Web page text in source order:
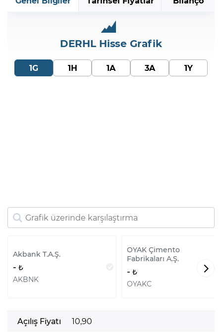
DERHL Hisse Grafik
1G 1H 1A 3A 1Y
Akbank T.A.Ş.
-
AKBNK
OYAK Çimento
Fabrikaları A.Ş.
-
OYAKC
Açılış Fiyatı 10,90